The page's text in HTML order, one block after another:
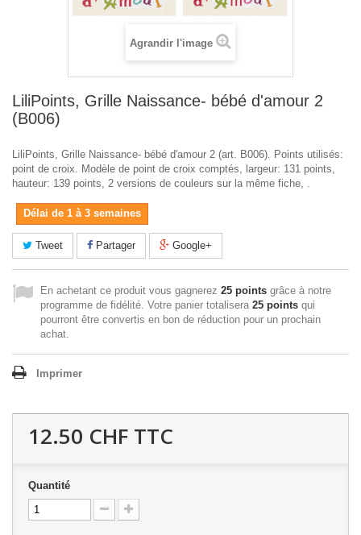
Agrandir l'image
LiliPoints, Grille Naissance- bébé d'amour 2
(B006)
LiliPoints, Grille Naissance- bébé d'amour 2 (art. B006). Points utilisés:
point de croix. Modèle de point de croix comptés, largeur: 131 points,
hauteur: 139 points, 2 versions de couleurs sur la même fiche, .
Délai de 1 à 3 semaines
Tweet Partager Google+
En achetant ce produit vous gagnerez 25 points grâce à notre
programme de fidélité. Votre panier totalisera 25 points qui
pourront être convertis en bon de réduction pour un prochain
achat.
Imprimer
12.50 CHF TTC
Quantité